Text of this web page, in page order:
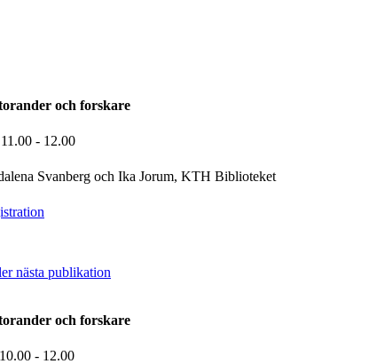
och forskare
11.00 - 12.00
Svanberg och Ika Jorum, KTH Biblioteket
nästa publikation
och forskare
10.00 - 12.00